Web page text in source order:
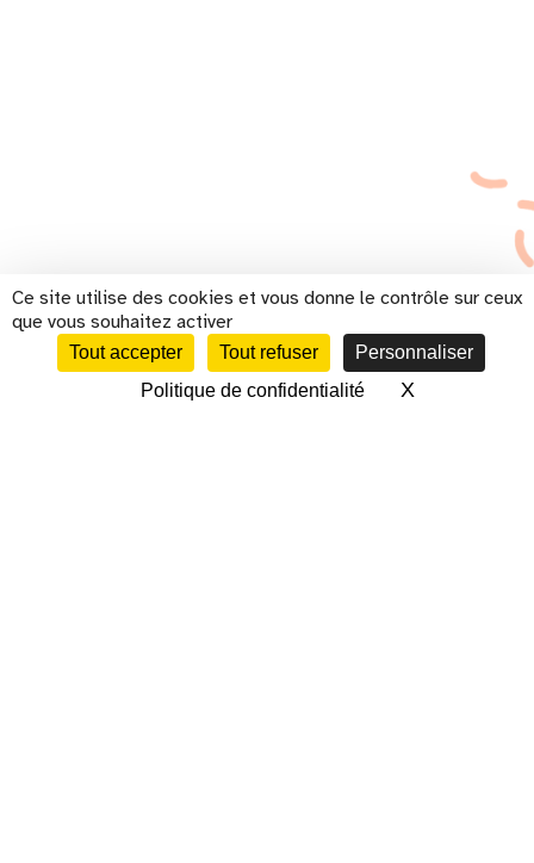
Ce site utilise des cookies et vous donne le contrôle sur ceux
que vous souhaitez activer
Tout accepter Tout refuser
Personnaliser
Politique de confidentialité
XMasquer le
CALENDRIER